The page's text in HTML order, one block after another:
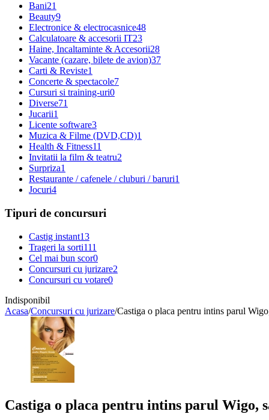
Bani21
Beauty9
Electronice & electrocasnice48
Calculatoare & accesorii IT23
Haine, Incaltaminte & Accesorii28
Vacante (cazare, bilete de avion)37
Carti & Reviste1
Concerte & spectacole7
Cursuri si training-uri0
Diverse71
Jucarii1
Licente software3
Muzica & Filme (DVD,CD)1
Health & Fitness11
Invitatii la film & teatru2
Surpriza1
Restaurante / cafenele / cluburi / baruri1
Jocuri4
Tipuri de concursuri
Castig instant13
Trageri la sorti111
Cel mai bun scor0
Concursuri cu jurizare2
Concursuri cu votare0
Indisponibil
Acasa/Concursuri cu jurizare/Castiga o placa pentru intins parul
Castiga o placa pentru intins parul Wigo,